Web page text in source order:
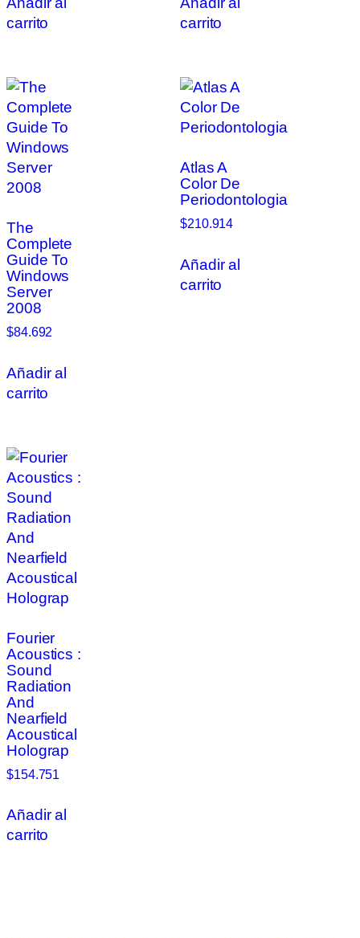
carrito
carrito
The
Complete
Guide To
Windows
Server
2008
$84.692
Añadir al
carrito
Atlas A
Color De
Periodontologia
$210.914
Añadir al
carrito
Fourier
Acoustics :
Sound
Radiation
And
Nearfield
Acoustical
Holograp
$154.751
Añadir al
carrito